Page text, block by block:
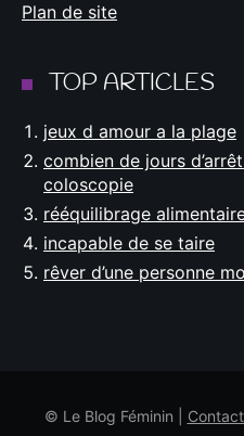
Plan de site
TOP ARTICLES
jeux d amour a la plage
combien de jours
coloscopie
rééquilibrage
incapable de se taire
rêver d’une personne
© Le Blog Féminin |